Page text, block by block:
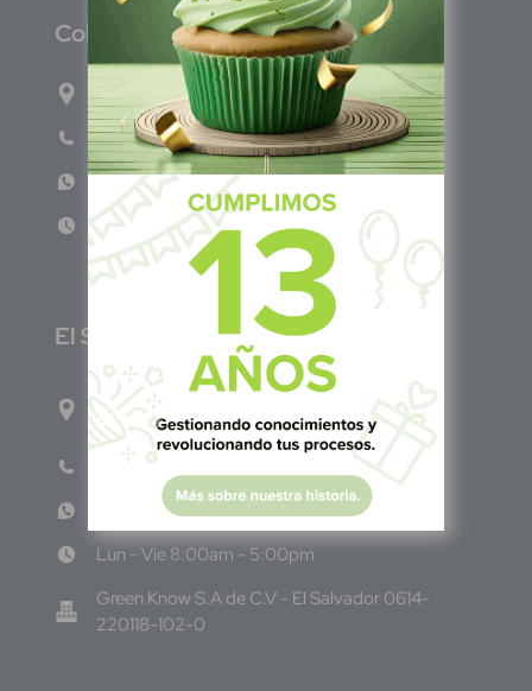
Colombia
Carrera 71G #117-67 INT 3 OFI 701
Teléfono: (601) 522 3869
WhatsApp: +57 317 4651554
Lun - Vie 8:00am - 5:00pm
El Salvador
1ro Cll Pte, y 61 Av Nte, #3206, Local 9, San
Salvador Centro
Teléfono: +503 6986 1402
WhatsApp: +503 7687 3923
Lun - Vie 8:00am - 5:00pm
Green Know S.A de C.V - El Salvador 0614-
220118-102-0